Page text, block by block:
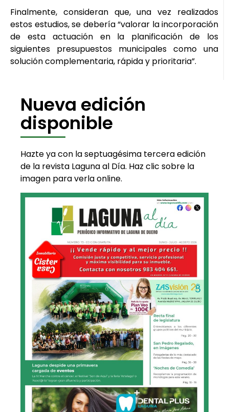
Finalmente, consideran que, una vez realizados
estos estudios, se debería “valorar la incorporación
de esta actuación en la planificación de los
siguientes presupuestos municipales como una
solución complementaria, rápida y prioritaria”.
Nueva edición
disponible
Hazte ya con la septuagésima tercera edición
de la revista Laguna al Día. Haz clic sobre la
imagen para verla online.